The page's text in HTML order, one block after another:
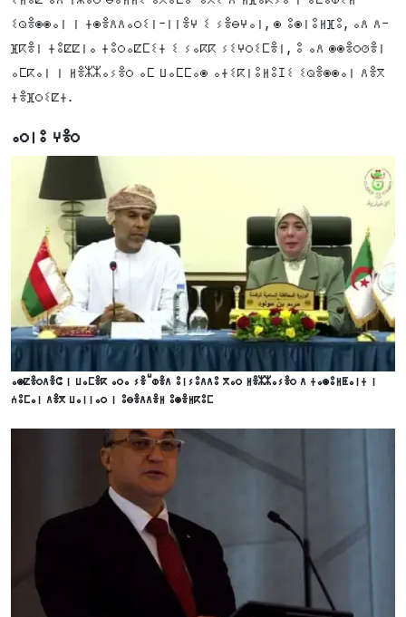
ⵉⵕⴻⵙⵙⴰⵏ ⵏ ⵜⵙⴻⴷⴷⴰⵔⵉⵏ-ⵏⵏⴻⵖ ⵉ ⵢⴻⴱⵖⴰⵏ, ⵙ ⵓⵙⵏⵓⵍⴼⵓ, ⴰⴷ ⴷ-
ⴼⴽⴻⵏ ⵜⵓⵇⵇⵏⴰ ⵜⵓⵔⴰⵇⵎⵉⵜ ⵉ ⵢⴰⴽⴽ ⵢⵉⵖⵔⵉⵎⴻⵏ, ⵓ ⴰⴷ ⵙⵙⴻⵔⵚⴻⵏ
ⴰⵎⴽⴰⵏ ⵏ ⵍⴻⵣⵣⴰⵢⴻⵔ ⴰⵎ ⵡⴰⵎⵎⴰⵙ ⴰⵜⵉⴽⵏⵓⵍⵓⵊⵉ ⵉⵕⴻⵙⵙⴰⵏ ⴷⴻⴳ
ⵜⴻⴼⵔⵉⵇⵜ.
ⴰⵔⵏⵓ ⵖⴻⵔ
ⴰⵙⵇⴻⵔⴷⴻⵛ ⵏ ⵡⴰⵎⴻⴽ ⴰⵔⴰ ⵢⴻⵯⵀⴻⴷ ⵓⵏⵢⵓⴷⴷⵓ ⴳⴰⵔ ⵍⴻⵣⵣⴰⵢⴻⵔ ⴷ ⵜⴰⵙⵓⵍⵟⴰⵏⵜ ⵏ
ⵄⵓⵎⴰⵏ ⴷⴻⴳ ⵡⴰⵏⵏⴰⵔ ⵏ ⵓⴱⴻⴷⴷⴻⵍ ⵓⵙⴻⵍⴽⵓⵎ